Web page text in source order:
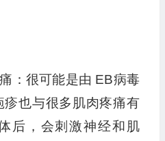
：很可能是由 EB病毒
也与很多肌肉疼痛有
后，会刺激神经和肌